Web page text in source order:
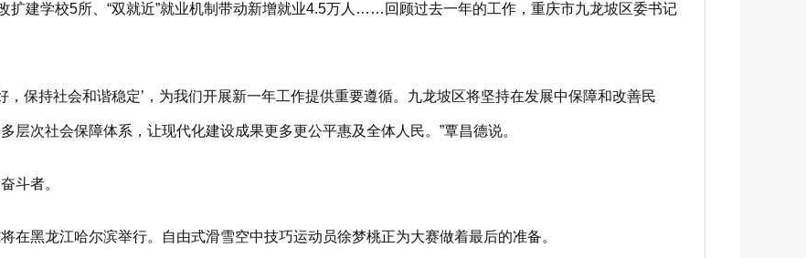
建学校5所、“双就近”就业机制带动新增就业4.5万人……回顾过去一年的工作，重庆市九龙坡区委书记
保持社会和谐稳定’，为我们开展新一年工作提供重要遵循。九龙坡区将坚持在发展中保障和改善民
层次社会保障体系，让现代化建设成果更多更公平惠及全体人民。”覃昌德说。
斗者。
黑龙江哈尔滨举行。自由式滑雪空中技巧运动员徐梦桃正为大赛做着最后的准备。